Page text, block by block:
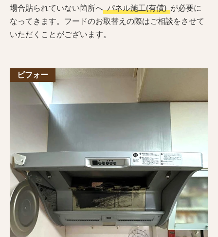
場合貼られていない箇所へ パネル施工(有償) が必要に
なってきます。フードのお取替えの際はご相談をさせて
いただくことがございます。
ビフォー